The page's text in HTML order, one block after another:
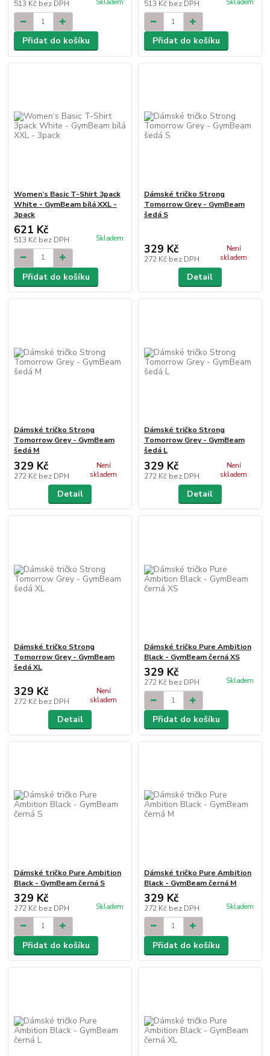
513 Kč bez DPH Skladem
Přidat do košíku
513 Kč bez DPH Skladem
Přidat do košíku
Women‘s Basic T-Shirt 3pack
White - GymBeam bílá XXL -
3pack
621 Kč
513 Kč bez DPH Skladem
Přidat do košíku
Dámské tričko Strong
Tomorrow Grey - GymBeam
šedá S
329 Kč
272 Kč bez DPH
Není
skladem
Detail
Dámské tričko Strong
Tomorrow Grey - GymBeam
šedá M
329 Kč
272 Kč bez DPH
Není
skladem
Detail
Dámské tričko Strong
Tomorrow Grey - GymBeam
šedá L
329 Kč
272 Kč bez DPH
Není
skladem
Detail
Dámské tričko Strong
Tomorrow Grey - GymBeam
šedá XL
329 Kč
272 Kč bez DPH
Není
skladem
Detail
Dámské tričko Pure Ambition
Black - GymBeam černá XS
329 Kč
272 Kč bez DPH Skladem
Přidat do košíku
Dámské tričko Pure Ambition
Black - GymBeam černá S
329 Kč
272 Kč bez DPH Skladem
Přidat do košíku
Dámské tričko Pure Ambition
Black - GymBeam černá M
329 Kč
272 Kč bez DPH Skladem
Přidat do košíku